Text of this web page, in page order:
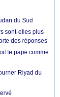
du Sud
sont-elles plus
des réponses
le pape comme
Riyad du